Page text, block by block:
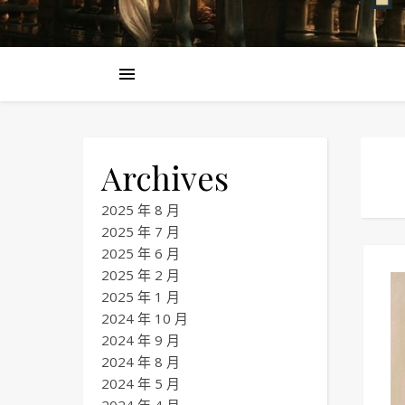
Archives
2025 年 8 月
2025 年 7 月
2025 年 6 月
2025 年 2 月
2025 年 1 月
2024 年 10 月
2024 年 9 月
2024 年 8 月
2024 年 5 月